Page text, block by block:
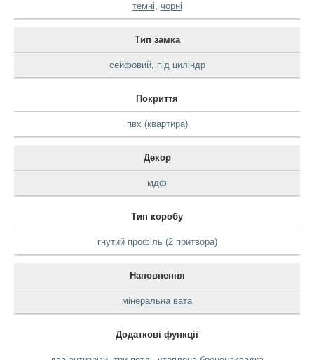
темні, чорні
Тип замка
сейфовий, під циліндр
Покриття
пвх (квартира)
Декор
мдф
Тип коробу
гнутий профіль (2 притвора)
Наповнення
мінеральна вата
Додаткові функції